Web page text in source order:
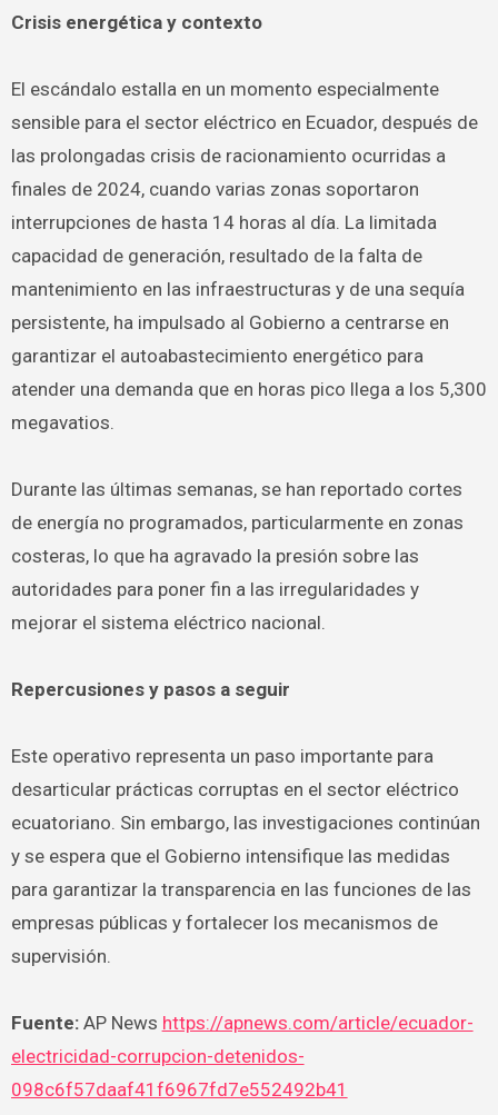
Crisis energética y contexto
El escándalo estalla en un momento especialmente
sensible para el sector eléctrico en Ecuador, después de
las prolongadas crisis de racionamiento ocurridas a
finales de 2024, cuando varias zonas soportaron
interrupciones de hasta 14 horas al día. La limitada
capacidad de generación, resultado de la falta de
mantenimiento en las infraestructuras y de una sequía
persistente, ha impulsado al Gobierno a centrarse en
garantizar el autoabastecimiento energético para
atender una demanda que en horas pico llega a los 5,300
megavatios.
Durante las últimas semanas, se han reportado cortes
de energía no programados, particularmente en zonas
costeras, lo que ha agravado la presión sobre las
autoridades para poner fin a las irregularidades y
mejorar el sistema eléctrico nacional.
Repercusiones y pasos a seguir
Este operativo representa un paso importante para
desarticular prácticas corruptas en el sector eléctrico
ecuatoriano. Sin embargo, las investigaciones continúan
y se espera que el Gobierno intensifique las medidas
para garantizar la transparencia en las funciones de las
empresas públicas y fortalecer los mecanismos de
supervisión.
Fuente:AP News https://apnews.com/article/ecuador-
electricidad-corrupcion-detenidos-
098c6f57daaf41f6967fd7e552492b41